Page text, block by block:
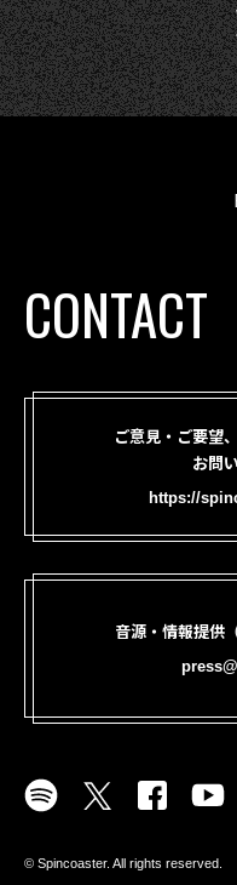
CONTACT
ご意見・ご要望
お問
https://
音源・情報提供
©︎ Spincoaster. All rights reserved.